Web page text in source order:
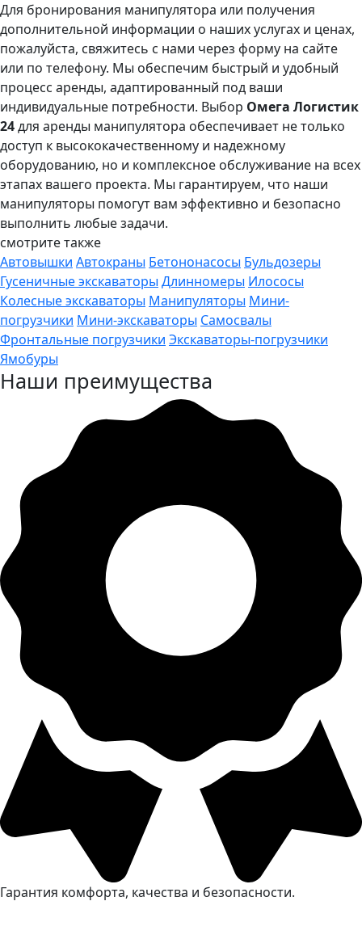
Для бронирования манипулятора или получения
дополнительной информации о наших услугах и ценах,
пожалуйста, свяжитесь с нами через форму на сайте
или по телефону. Мы обеспечим быстрый и удобный
процесс аренды, адаптированный под ваши
индивидуальные потребности. Выбор Омега Логистик
24для аренды манипулятора обеспечивает не только
доступ к высококачественному и надежному
оборудованию, но и комплексное обслуживание на всех
этапах вашего проекта. Мы гарантируем, что наши
манипуляторы помогут вам эффективно и безопасно
выполнить любые задачи.
смотрите также
Автовышки Автокраны Бетононасосы Бульдозеры
Гусеничные экскаваторы Длинномеры Илососы
Колесные экскаваторы Манипуляторы Мини-
погрузчики Мини-экскаваторы Самосвалы
Фронтальные погрузчики Экскаваторы-погрузчики
Ямобуры
Наши преимущества
Гарантия комфорта, качества и безопасности.